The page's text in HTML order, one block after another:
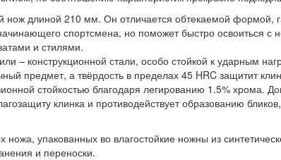
длиной 210 мм. Он отличается обтекаемой формой,
спортсмена, но поможет быстро освоиться
и стилями.
– конструкционной стали, особо стойкой к ударным
предмет, а твёрдость в пределах 45 HRC защитит
стойкостью благодаря легированию 1.5% хрома.
клинка и противодействует образованию
ножа, упакованных во влагостойкие ножны из
и переноски.